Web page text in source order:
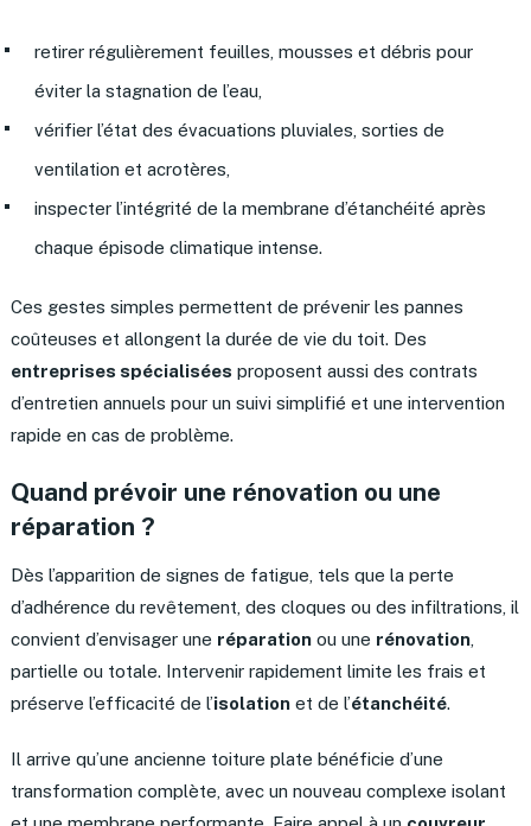
retirer régulièrement feuilles, mousses et débris pour
éviter la stagnation de l’eau,
vérifier l’état des évacuations pluviales, sorties de
ventilation et acrotères,
inspecter l’intégrité de la membrane d’étanchéité après
chaque épisode climatique intense.
Ces gestes simples permettent de prévenir les pannes
coûteuses et allongent la durée de vie du toit. Des
entreprises spécialisées proposent aussi des contrats
d’entretien annuels pour un suivi simplifié et une intervention
rapide en cas de problème.
Quand prévoir une rénovation ou une
réparation ?
Dès l’apparition de signes de fatigue, tels que la perte
d’adhérence du revêtement, des cloques ou des infiltrations, il
convient d’envisager une réparationou une rénovation,
partielle ou totale. Intervenir rapidement limite les frais et
préserve l’efficacité de l’isolationet de l’étanchéité.
Il arrive qu’une ancienne toiture plate bénéficie d’une
transformation complète, avec un nouveau complexe isolant